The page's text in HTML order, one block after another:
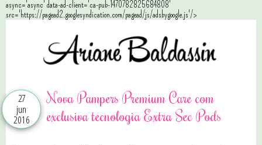
async='async' data-ad-client='ca-pub-1470782825684808'
src='https://pagead2.googlesyndication.com/pagead/js/adsbygoogle.js'/>
27
jun
2016
Nova Pampers Premium Care com
exclusiva tecnologia Extra Sec Pods